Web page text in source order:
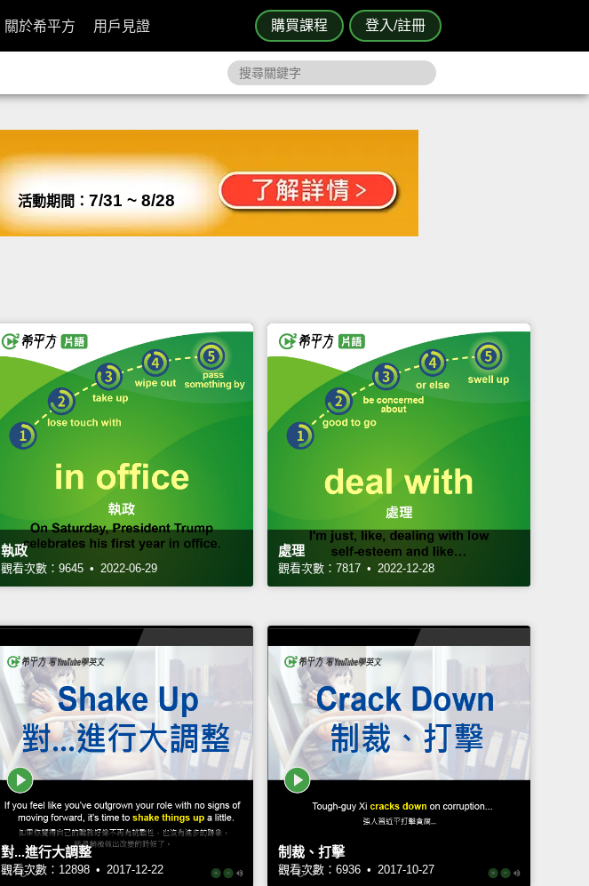
購買課程 登入/註冊
關於希平方 用戶見證
活動期間： 7/31 ~ 8/28
執政
觀看次數：9645 • 2022-06-29
處理
觀看次數：7817 • 2022-12-28
對...進行大調整
觀看次數：12898 • 2017-12-22
制裁、打擊
觀看次數：6936 • 2017-10-27